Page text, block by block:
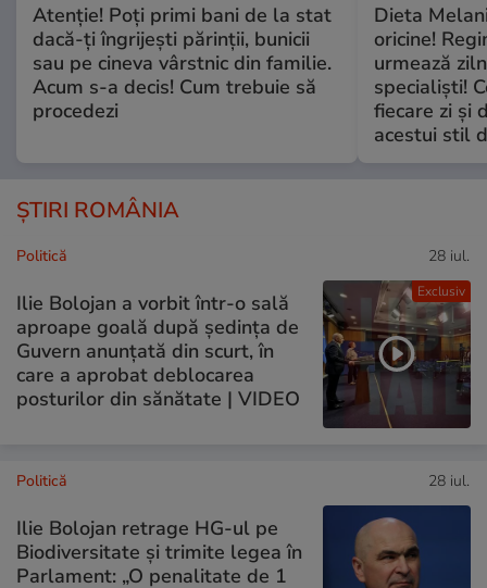
Atenție! Poți primi bani de la stat
dacă-ți îngrijești părinții, bunicii
sau pe cineva vârstnic din familie.
Acum s-a decis! Cum trebuie să
procedezi
Dieta
oricine!
urmează
specialiști!
fiecare zi și
acestui stil
ȘTIRI ROMÂNIA
Exclusiv
Politică 28 iul.
Ilie Bolojan a vorbit într-o sală
aproape goală după ședința de
Guvern anunțată din scurt, în
care a aprobat deblocarea
posturilor din sănătate | VIDEO
Politică 28 iul.
Ilie Bolojan retrage HG-ul pe
Biodiversitate și trimite legea în
Parlament: „O penalitate de 1